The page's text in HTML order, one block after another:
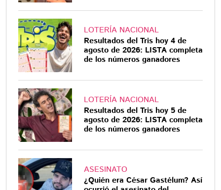
LOTERÍA NACIONAL
Resultados del Tris hoy 4 de
agosto de 2026: LISTA completa
de los números ganadores
LOTERÍA NACIONAL
Resultados del Tris hoy 5 de
agosto de 2026: LISTA completa
de los números ganadores
ASESINATO
¿Quién era César Gastélum? Así